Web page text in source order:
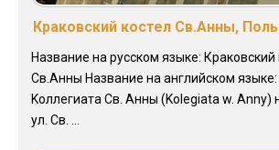
Краковский костел Св.Анны,
Название на русском языке: Краковский
Св.Анны Название на английском
Koллегиата Св. Анны (Kolegiata w. Anny)
ул. Св. ...